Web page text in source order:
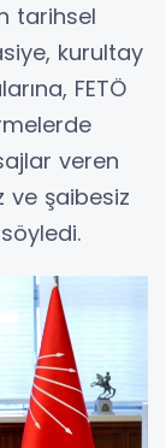
tarihsel
kurultay
FETÖ
veren
ve şaibesiz